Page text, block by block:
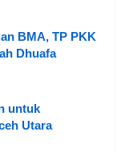
BMA, TP PKK
Dhuafa
untuk
Utara